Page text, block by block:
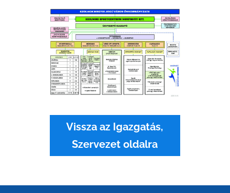
Vissza az Igazgatás,
Szervezet oldalra